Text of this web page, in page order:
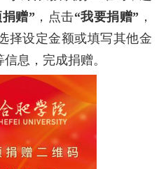
赠”，点击“我要捐赠” ，
择设定金额或填写其他金
信息，完成捐赠。